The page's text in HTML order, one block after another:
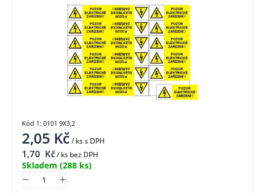
2,05 Kč/ kss DPH
1,70 Kč/ ks bez DPH
Skladem (288 ks)
Kód 1: 0101 9X3,2